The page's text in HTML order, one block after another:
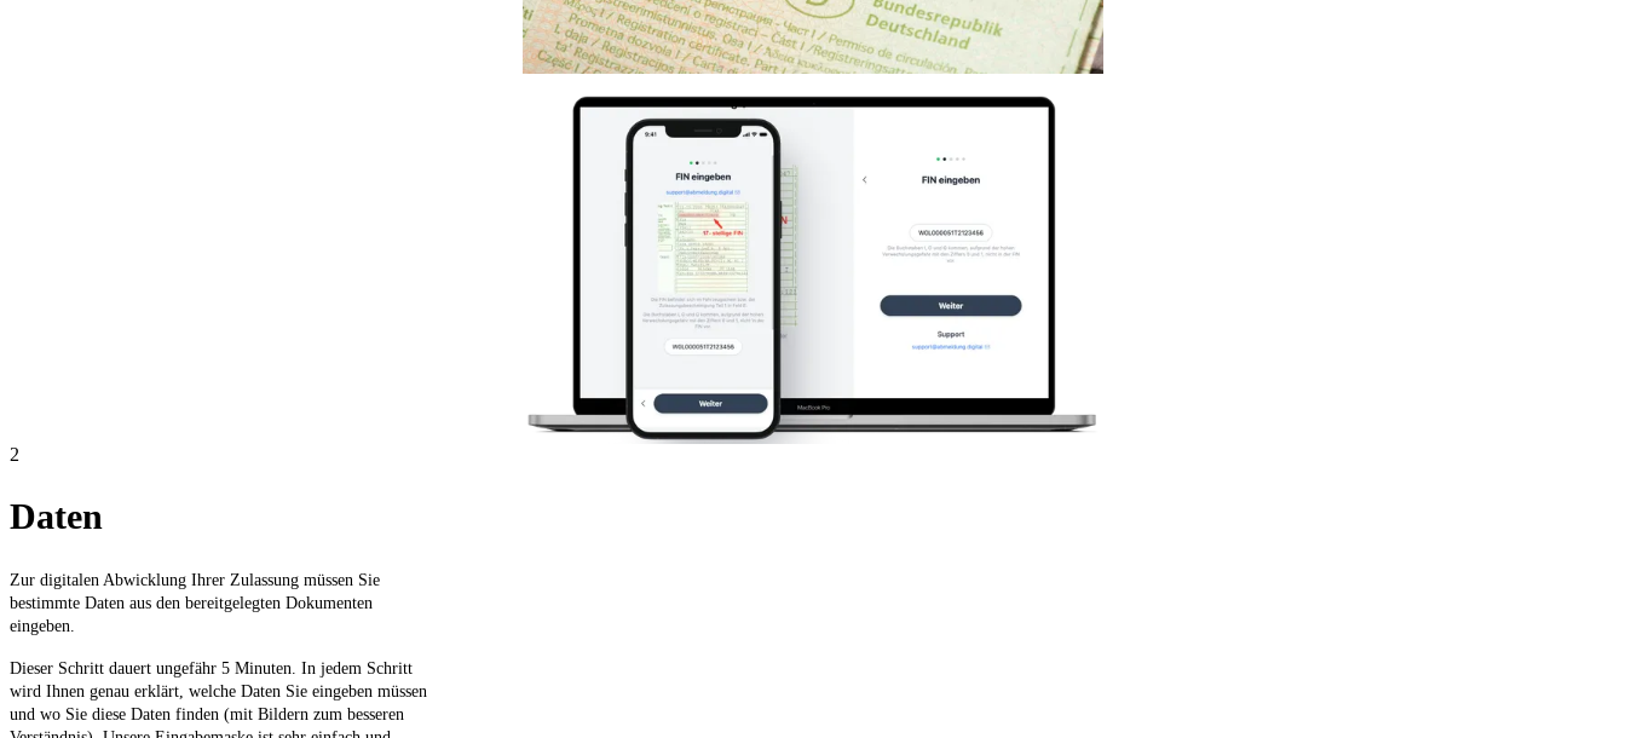
2
Daten
Zur digitalen Abwicklung Ihrer Zulassung müssen Sie
bestimmte Daten aus den bereitgelegten Dokumenten
eingeben.
Dieser Schritt dauert ungefähr 5 Minuten. In jedem Schritt
wird Ihnen genau erklärt, welche Daten Sie eingeben müssen
und wo Sie diese Daten finden (mit Bildern zum besseren